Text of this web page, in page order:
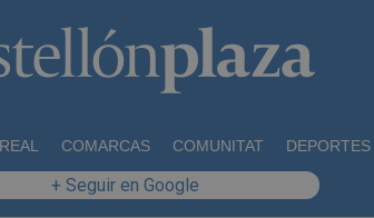
COMARCAS COMUNITAT DEPORTES
+ Seguir en Google